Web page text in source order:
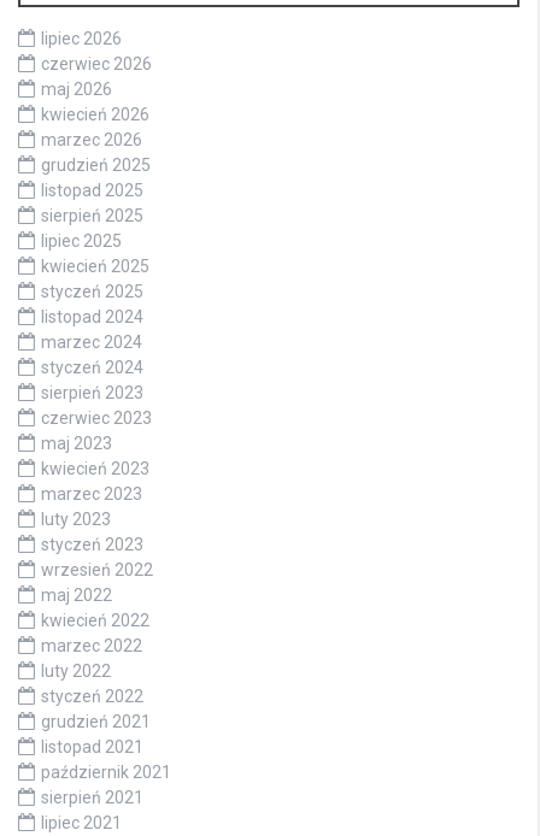
lipiec 2026
czerwiec 2026
maj 2026
kwiecień 2026
marzec 2026
grudzień 2025
listopad 2025
sierpień 2025
lipiec 2025
kwiecień 2025
styczeń 2025
listopad 2024
marzec 2024
styczeń 2024
sierpień 2023
czerwiec 2023
maj 2023
kwiecień 2023
marzec 2023
luty 2023
styczeń 2023
wrzesień 2022
maj 2022
kwiecień 2022
marzec 2022
luty 2022
styczeń 2022
grudzień 2021
listopad 2021
październik 2021
sierpień 2021
lipiec 2021